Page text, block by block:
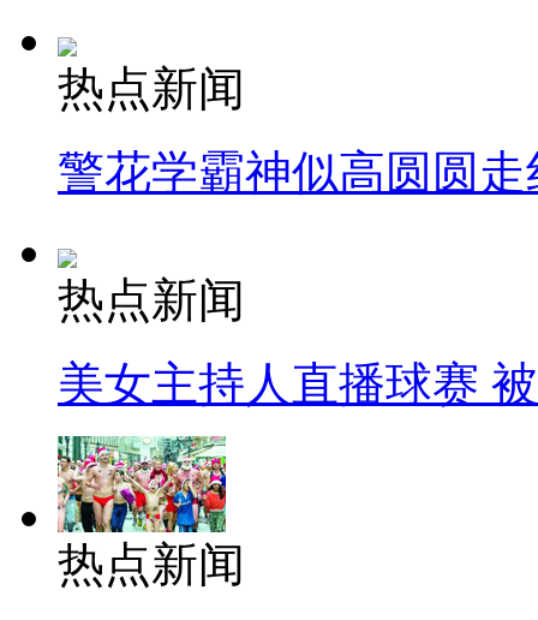
热点新闻
警花学霸神似高圆圆走
热点新闻
美女主持人直播球赛
热点新闻